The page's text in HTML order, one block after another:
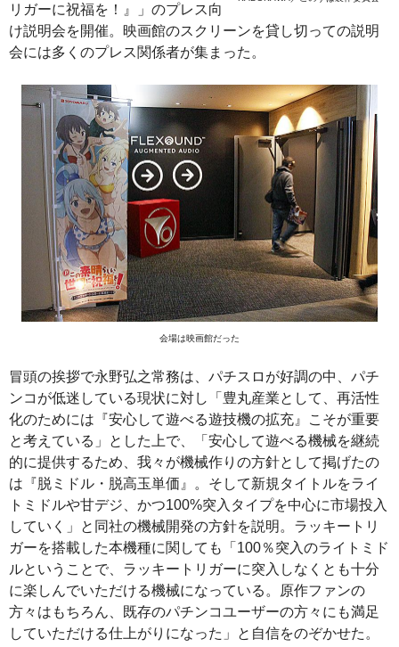
リガーに祝福を！』」のプレス向
け説明会を開催。映画館のスクリーンを貸し切っての説明
会には多くのプレス関係者が集まった。
会場は映画館だった
冒頭の挨拶で永野弘之常務は、パチスロが好調の中、パチ
ンコが低迷している現状に対し「豊丸産業として、再活性
化のためには『安心して遊べる遊技機の拡充』こそが重要
と考えている」とした上で、「安心して遊べる機械を継続
的に提供するため、我々が機械作りの方針として掲げたの
は『脱ミドル・脱高玉単価』。そして新規タイトルをライ
トミドルや甘デジ、かつ100%突入タイプを中心に市場投入
していく」と同社の機械開発の方針を説明。ラッキートリ
ガーを搭載した本機種に関しても「100％突入のライトミド
ルということで、ラッキートリガーに突入しなくとも十分
に楽しんでいただける機械になっている。原作ファンの
方々はもちろん、既存のパチンコユーザーの方々にも満足
していただける仕上がりになった」と自信をのぞかせた。